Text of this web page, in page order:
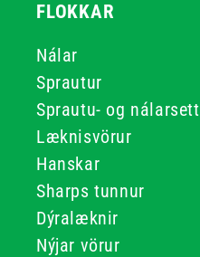
FLOKKAR
Nálar
Sprautur
Sprautu- og nálarsett
Læknisvörur
Hanskar
Sharps tunnur
Dýralæknir
Nýjar vörur